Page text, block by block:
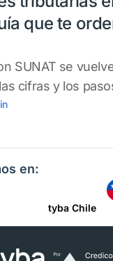
que te
SUNAT se
cifras y los
en:
tyba Chile